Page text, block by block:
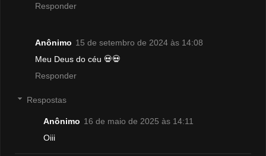
Responder
Anônimo 15 de setembro de 2024 às 14:08
Meu Deus do céu 💀💀
Responder
Respostas
Anônimo 16 de maio de 2025 às 14:11
Oiii